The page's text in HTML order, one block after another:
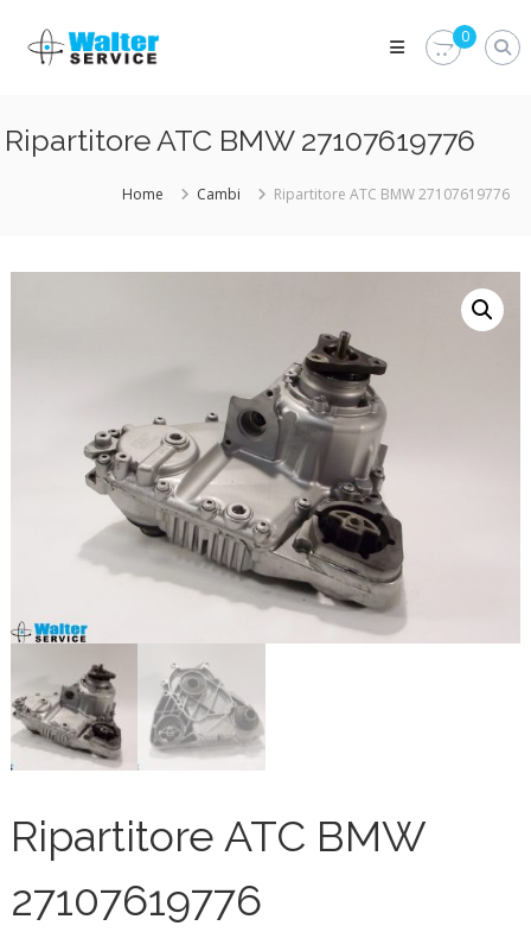
content
Walter
Service
parti
alla
0
Ripartitore ATC BMW 27107619776
Home Cambi Ripartitore ATC BMW 27107619776
Ripartitore ATC BMW
27107619776